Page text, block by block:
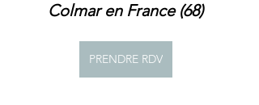
Colmar en France (68)
PRENDRE RDV